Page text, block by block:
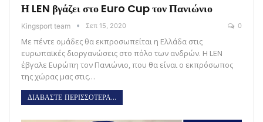
Η LEN βγάζει στο Euro Cup τον Πανιώνιο
Kingsport team Σεπ 15, 2020 0
Με πέντε ομάδες θα εκπροσωπείται η Ελλάδα στις
ευρωπαϊκές διοργανώσεις στο πόλο των ανδρών. Η LEN
έβγαλε Ευρώπη τον Πανιώνιο, που θα είναι ο εκπρόσωπος
της χώρας μας στις…
ΔΙΑΒΑΣΤΕ ΠΕΡΙΣΣΟΤΕΡΑ...